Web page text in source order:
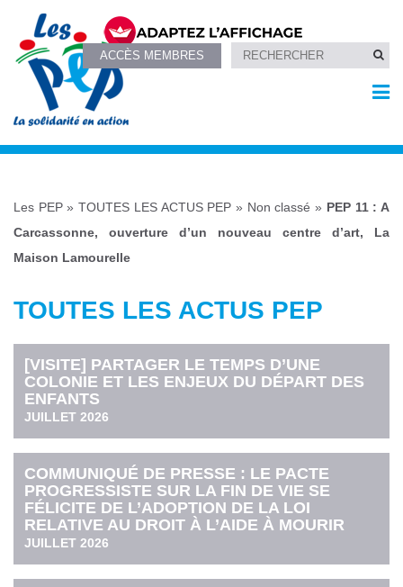
ACCÈS MEMBRES
Les PEP»TOUTES LES ACTUS PEP » Non classé » PEP 11 : A
Carcassonne, ouverture d’un nouveau centre d’art, La
Maison Lamourelle
TOUTES LES ACTUS PEP
[VISITE] PARTAGER LE TEMPS D’UNE
COLONIE ET LES ENJEUX DU DÉPART DES
ENFANTS
JUILLET 2026
COMMUNIQUÉ DE PRESSE : LE PACTE
PROGRESSISTE SUR LA FIN DE VIE SE
FÉLICITE DE L’ADOPTION DE LA LOI
RELATIVE AU DROIT À L’AIDE À MOURIR
JUILLET 2026